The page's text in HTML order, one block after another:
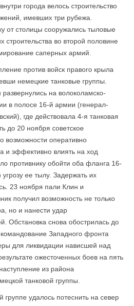
города велось строительство
имевших три рубежа.
от столицы сооружались тыловые
во второй половине
саперных армий.
против войск правого крыла
немецкие танковые группы.
на волоколамско-
в полосе 16-й армии (генерал-
где действовала 4-я танковая
до 20 ноября советское
возможности оперативно
и эффективно влиять на ход
противнику обойти оба фланга 16-
ее тылу. Задержать их
23 ноября пали Клин и
получил возможность не только
но и нанести удар
Обстановка снова обострилась до
Западного фронта
для ликвидации нависшей над
ожесточенных боев на пять
из района
танковой группы.
удалось потеснить на север